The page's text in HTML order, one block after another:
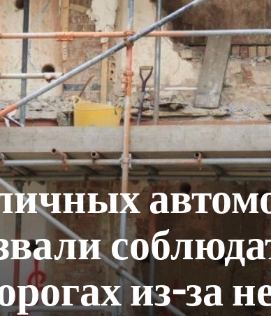
из-за